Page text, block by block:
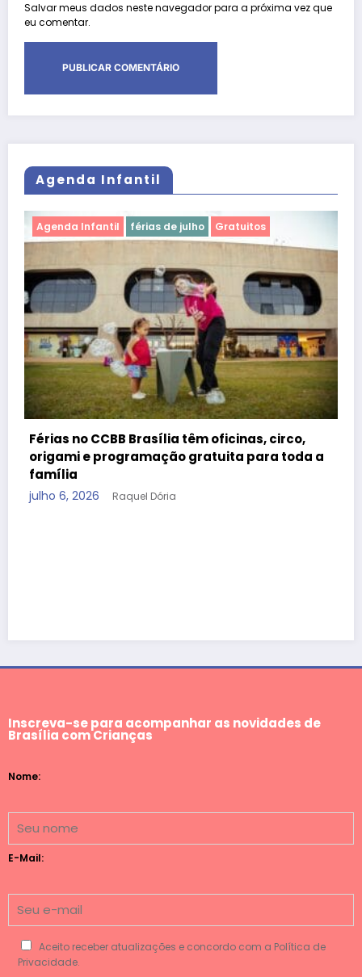
Salvar meus dados neste navegador para a próxima vez que
eu comentar.
Agenda Infantil
Agenda Infantil férias de julho Gratuitos
Férias no CCBB Brasília têm oficinas, circo,
origami e programação gratuita para toda a
família
julho 6, 2026 Raquel Dória
Inscreva-se para acompanhar as novidades de
Brasília com Crianças
Nome:
E-Mail:
Aceito receber atualizações e concordo com a Política de
Privacidade.